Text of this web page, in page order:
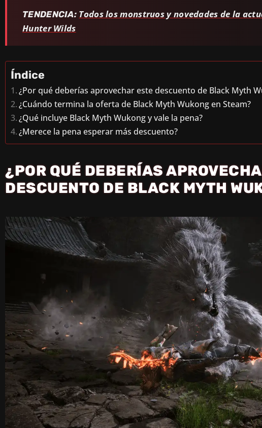
TENDENCIA: Todos los monstruos y novedades de la
Hunter Wilds
Índice
¿Por qué deberías aprovechar este descuento de Black Myth
¿Cuándo termina la oferta de Black Myth Wukong en Steam?
¿Qué incluye Black Myth Wukong y vale la pena?
¿Merece la pena esperar más descuento?
¿POR QUÉ DEBERÍAS
DESCUENTO DE BLACK MYTH